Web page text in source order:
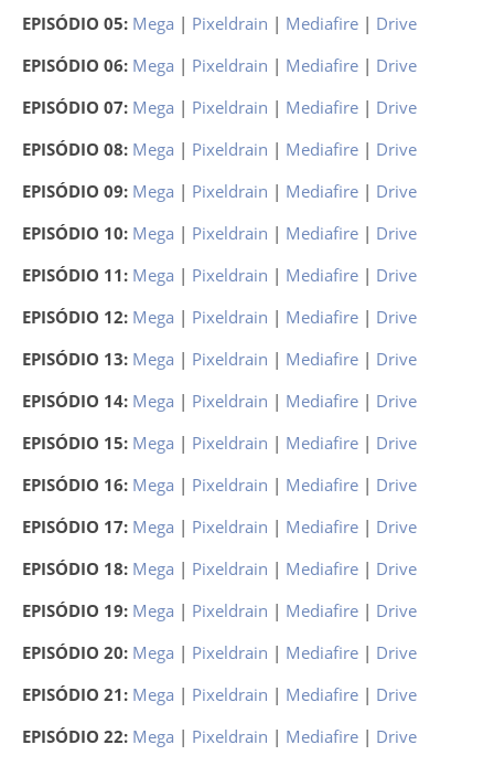
EPISÓDIO 05: Mega | Pixeldrain | Mediafire | Drive
EPISÓDIO 06: Mega | Pixeldrain | Mediafire | Drive
EPISÓDIO 07: Mega | Pixeldrain | Mediafire | Drive
EPISÓDIO 08: Mega | Pixeldrain | Mediafire | Drive
EPISÓDIO 09: Mega | Pixeldrain | Mediafire | Drive
EPISÓDIO 10: Mega | Pixeldrain | Mediafire | Drive
EPISÓDIO 11: Mega | Pixeldrain | Mediafire | Drive
EPISÓDIO 12: Mega | Pixeldrain | Mediafire | Drive
EPISÓDIO 13: Mega | Pixeldrain | Mediafire | Drive
EPISÓDIO 14: Mega | Pixeldrain | Mediafire | Drive
EPISÓDIO 15: Mega | Pixeldrain | Mediafire | Drive
EPISÓDIO 16: Mega | Pixeldrain | Mediafire | Drive
EPISÓDIO 17: Mega | Pixeldrain | Mediafire | Drive
EPISÓDIO 18: Mega | Pixeldrain | Mediafire | Drive
EPISÓDIO 19: Mega | Pixeldrain | Mediafire | Drive
EPISÓDIO 20: Mega | Pixeldrain | Mediafire | Drive
EPISÓDIO 21: Mega | Pixeldrain | Mediafire | Drive
EPISÓDIO 22: Mega | Pixeldrain | Mediafire | Drive